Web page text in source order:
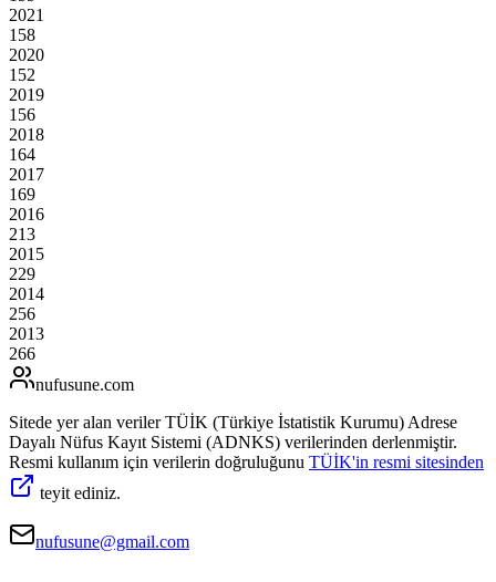
2021
158
2020
152
2019
156
2018
164
2017
169
2016
213
2015
229
2014
256
2013
266
nufusune.com
Sitede yer alan veriler TÜİK (Türkiye İstatistik Kurumu) Adrese
Dayalı Nüfus Kayıt Sistemi (ADNKS) verilerinden derlenmiştir.
Resmi kullanım için verilerin doğruluğunu TÜİK'in resmi sitesinden
teyit ediniz.
nufusune@gmail.com